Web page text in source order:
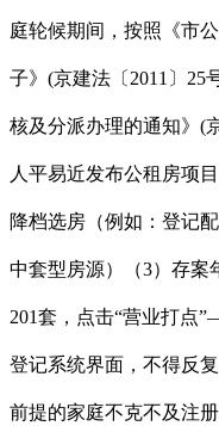
庭轮候期间，按照《市
子》(京建法〔2011〕25
核及分派办理的通知》(
人平易近发布公租房项
降档选房（例如：登记
中套型房源）（3）存案
201套，点击“营业打点
登记系统界面，不得反
前提的家庭不克不及注